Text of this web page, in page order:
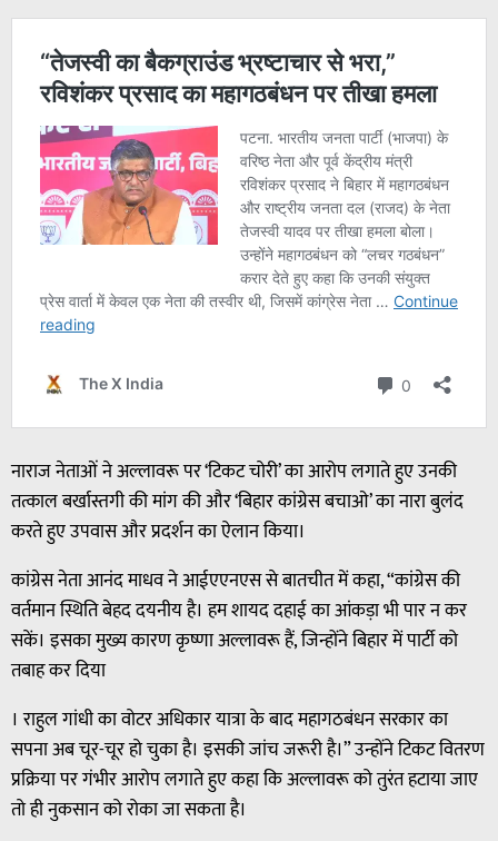
नाराज नेताओं ने अल्लावरू पर ‘टिकट चोरी’ का आरोप लगाते हुए उनकी
तत्काल बर्खास्तगी की मांग की और ‘बिहार कांग्रेस बचाओ’ का नारा बुलंद
करते हुए उपवास और प्रदर्शन का ऐलान किया।
कांग्रेस नेता आनंद माधव ने आईएएनएस से बातचीत में कहा, “कांग्रेस की
वर्तमान स्थिति बेहद दयनीय है। हम शायद दहाई का आंकड़ा भी पार न कर
सकें। इसका मुख्य कारण कृष्णा अल्लावरू हैं, जिन्होंने बिहार में पार्टी को
तबाह कर दिया
। राहुल गांधी का वोटर अधिकार यात्रा के बाद महागठबंधन सरकार का
सपना अब चूर-चूर हो चुका है। इसकी जांच जरूरी है।” उन्होंने टिकट वितरण
प्रक्रिया पर गंभीर आरोप लगाते हुए कहा कि अल्लावरू को तुरंत हटाया जाए
तो ही नुकसान को रोका जा सकता है।